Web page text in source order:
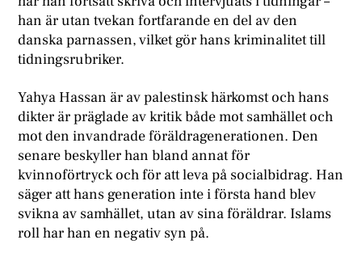
han är utan tvekan fortfarande en del av den
danska parnassen, vilket gör hans kriminalitet till
tidningsrubriker.
Yahya Hassan är av palestinsk härkomst och hans
dikter är präglade av kritik både mot samhället och
mot den invandrade föräldragenerationen. Den
senare beskyller han bland annat för
kvinnoförtryck och för att leva på socialbidrag. Han
säger att hans generation inte i första hand blev
svikna av samhället, utan av sina föräldrar. Islams
roll har han en negativ syn på.